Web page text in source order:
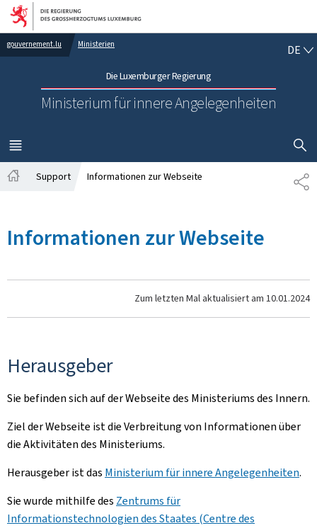
Zur Hauptnavigation
Zum Inhalt
gouvernement.lu Ministerien
Die Luxemburger Regierung
Ministerium für innere Angelegenheiten
DE
MENÜ
HAUPT-
Support Informationen zur Webseite
Informationen zur Webseite
Zum letzten Mal aktualisiert am 10.01.2024
Herausgeber
Sie befinden sich auf der Webseite des Ministeriums des Innern.
Ziel der Webseite ist die Verbreitung von Informationen über
die Aktivitäten des Ministeriums.
Herausgeber ist das Ministerium für innere Angelegenheiten.
Sie wurde mithilfe des Zentrums für
Informationstechnologien des Staates (Centre des